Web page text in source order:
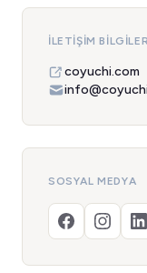
İLETIŞIM
coyuchi.com
SOSYAL MEDYA